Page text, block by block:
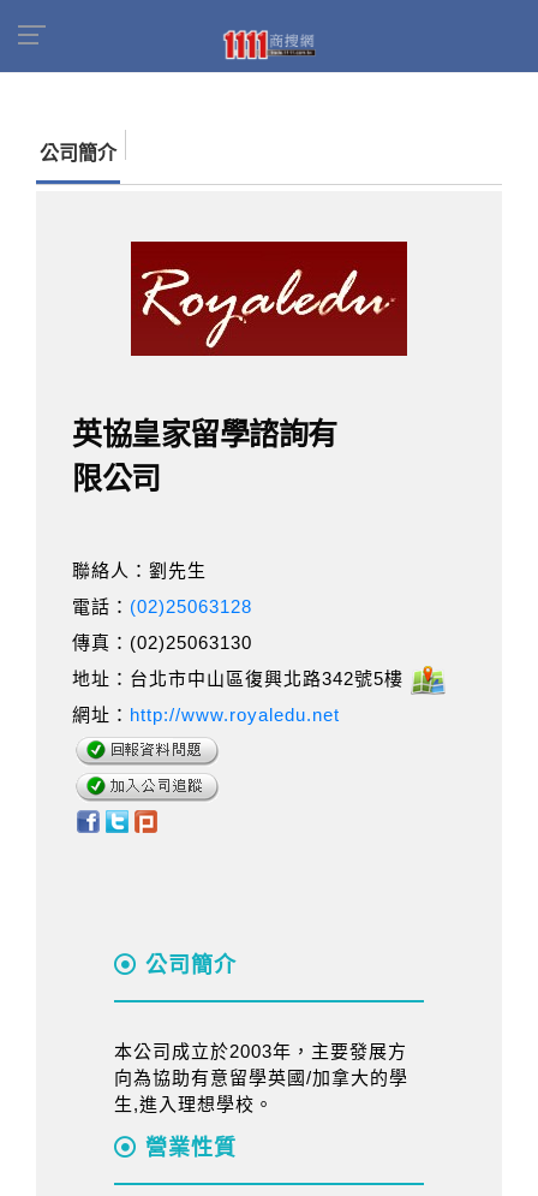
公司
公司簡介
英協皇家留學諮詢有
限公司
聯絡人：劉先生
電話： (02)25063128
傳真：(02)25063130
地址：台北市中山區復興北路342號5樓
網址： http://www.royaledu.net
公司簡介
本公司成立於2003年，主要發展方
向為協助有意留學英國/加拿大的學
生,進入理想學校。
營業性質